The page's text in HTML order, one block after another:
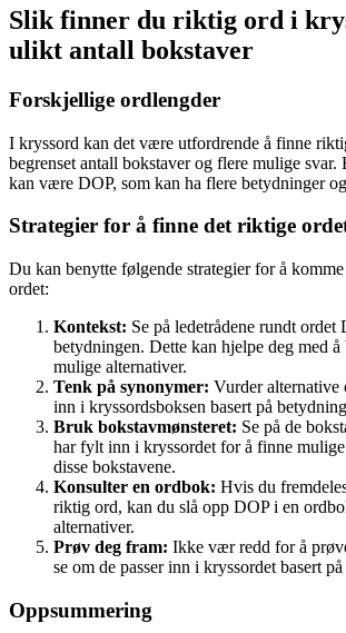
Slik finner du riktig ord i
ulikt antall bokstaver
Forskjellige ordlengder
I kryssord kan det være utfordrende å finne
begrenset antall bokstaver og flere mulige svar.
kan være DOP, som kan ha flere betydninger
Strategier for å finne det riktige
Du kan benytte følgende strategier for å
ordet:
Kontekst: Se på ledetrådene rundt ordet
betydningen. Dette kan hjelpe deg med å
mulige alternativer.
Tenk på synonymer: Vurder alternative
inn i kryssordsboksen basert på
Bruk bokstavmønsteret: Se på de
har fylt inn i kryssordet for å finne mulige
disse bokstavene.
Konsulter en ordbok: Hvis du
riktig ord, kan du slå opp DOP i en
alternativer.
Prøv deg fram: Ikke vær redd for å
se om de passer inn i kryssordet basert
Oppsummering